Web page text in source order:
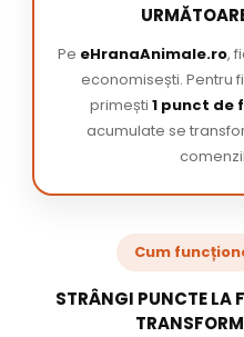
Pe eHranaAnimale.ro,
economisești. Pentru
primești 1 punct
acumulate se
Cum
STRÂNGI PUNCTE LA